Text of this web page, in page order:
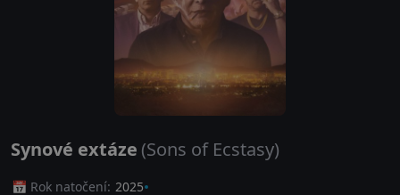
Synové extáze (Sons of Ecstasy)
📅 Rok natočení: 2025